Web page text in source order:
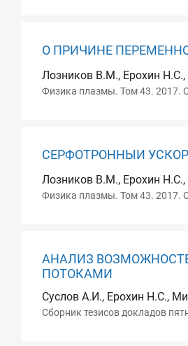
О ПРИЧИНЕ
Лозников В.М., Ерохин
Физика плазмы. Том 43. 2017.
СЕРФОТРОННЫИ
Лозников В.М., Ерохин
Физика плазмы. Том 43. 2017.
АНАЛИЗ
ПОТОКАМИ
Суслов А.И., Ерохин Н.С.,
Сборник тезисов докладов